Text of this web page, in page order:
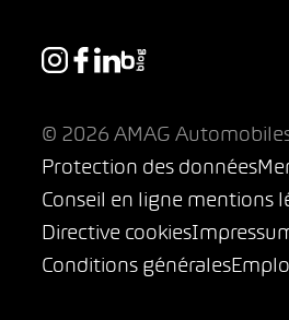
© 2026 AMAG
Protection des données
Conseil en ligne mentions
Directive cookies
Conditions générales